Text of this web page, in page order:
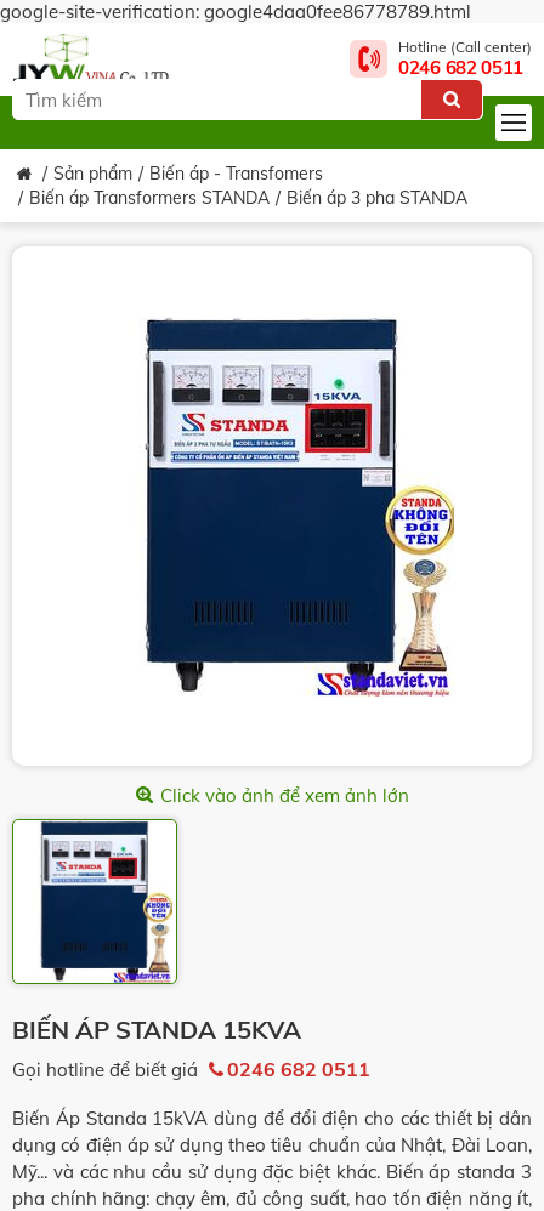
google-site-verification: google4daa0fee86778789.html
Hotline (Call center)
0246 682 0511
Sản phẩm
Biến áp - Transfomers
Biến áp Transformers STANDA
Biến áp 3 pha STANDA
Click vào ảnh để xem ảnh lớn
BIẾN ÁP STANDA 15KVA
Gọi hotline để biết giá 0246 682 0511
Biến Áp Standa 15kVA dùng để đổi điện cho các thiết bị dân
dụng có điện áp sử dụng theo tiêu chuẩn của Nhật, Đài Loan,
Mỹ... và các nhu cầu sử dụng đặc biệt khác. Biến áp standa 3
pha chính hãng: chạy êm, đủ công suất, hao tốn điện năng ít,